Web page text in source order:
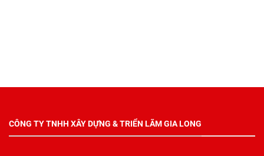
CÔNG TY TNHH XÂY DỰNG & TRIỂN LÃM GIA LONG